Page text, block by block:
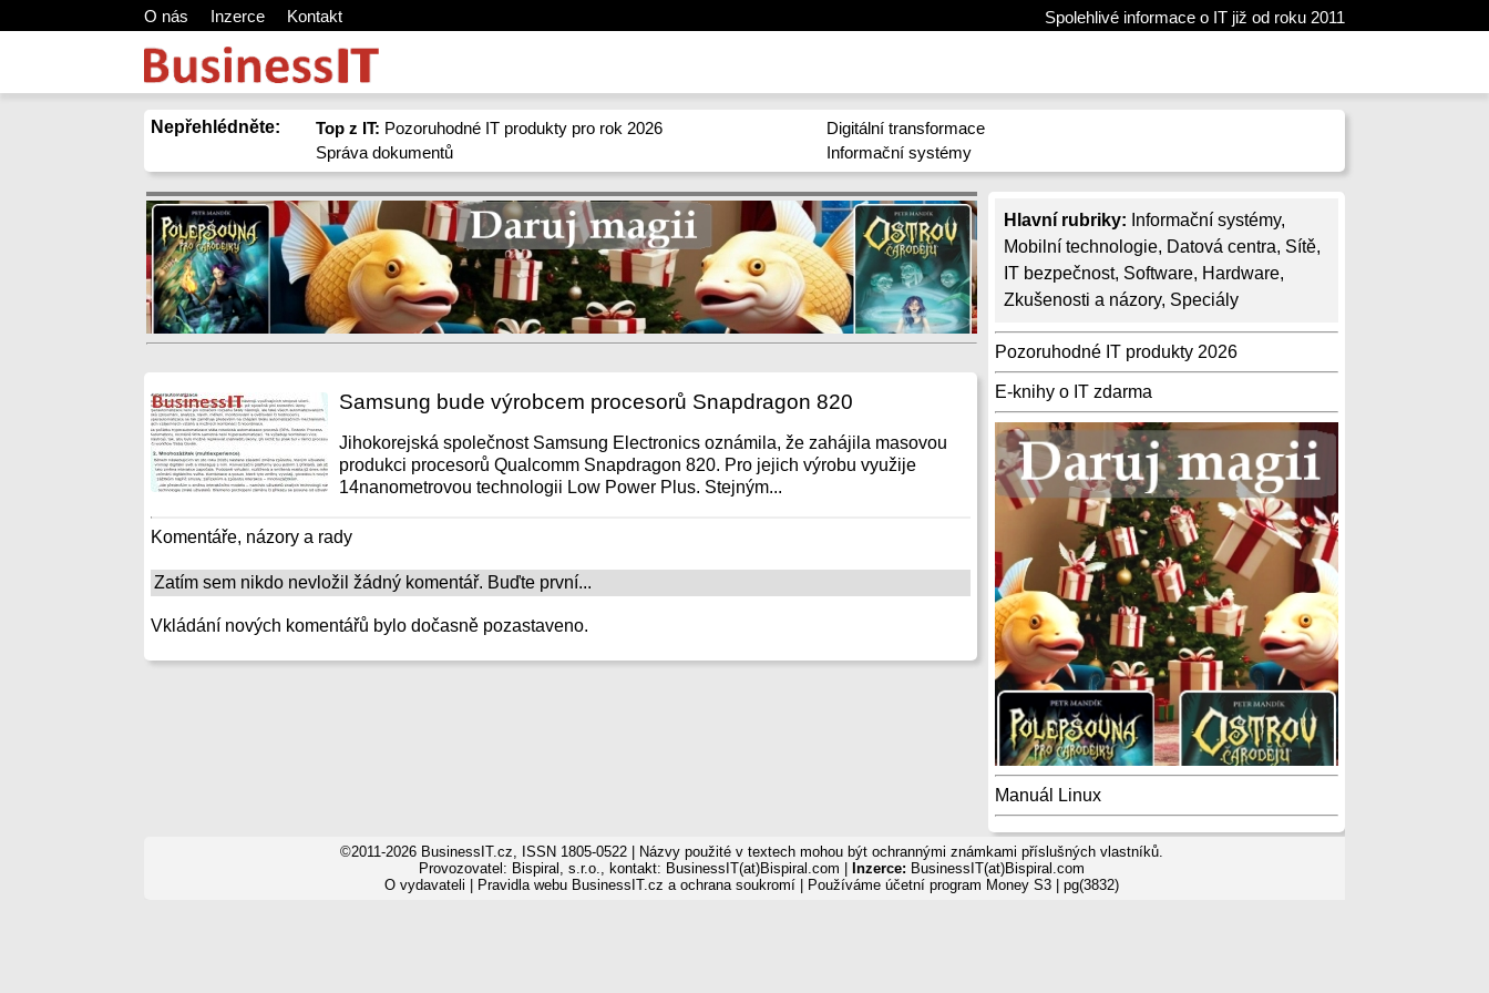
O nás Inzerce Kontakt Spolehlivé informace o IT již od roku 2011
Nepřehlédněte: Top z IT: Pozoruhodné IT produkty pro rok 2026
Správa dokumentů
Digitální transformace
Informační systémy
Hlavní rubriky: Informační systémy,
Mobilní technologie, Datová centra, Sítě,
IT bezpečnost, Software, Hardware,
Zkušenosti a názory, Speciály
Pozoruhodné IT produkty 2026
E-knihy o IT zdarma
Manuál Linux
Samsung bude výrobcem procesorů Snapdragon 820
Jihokorejská společnost Samsung Electronics oznámila, že zahájila masovou
produkci procesorů Qualcomm Snapdragon 820. Pro jejich výrobu využije
14nanometrovou technologii Low Power Plus. Stejným...
Komentáře, názory a rady
Zatím sem nikdo nevložil žádný komentář. Buďte první...
Vkládání nových komentářů bylo dočasně pozastaveno.
©2011-2026 BusinessIT.cz, ISSN 1805-0522 | Názvy použité v textech mohou být ochrannými známkami příslušných vlastníků.
Provozovatel: Bispiral, s.r.o., kontakt: BusinessIT(at)Bispiral.com |
Inzerce: BusinessIT(at)Bispiral.com
O vydavateli
Pravidla webu BusinessIT.cz a ochrana soukromí| Používáme účetní program Money S3| pg(3832)